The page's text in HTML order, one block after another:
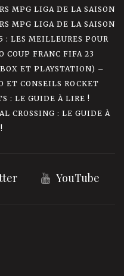
MPG LIGA DE LA SAISON
MPG LIGA DE LA SAISON
: LES MEILLEURES POUR
COUP FRANC FIFA 23
ET PLAYSTATION) –
ET CONSEILS ROCKET
: LE GUIDE À LIRE !
CROSSING : LE GUIDE À
YouTube